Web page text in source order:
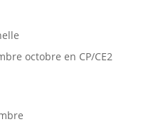
octobre en CP/CE2